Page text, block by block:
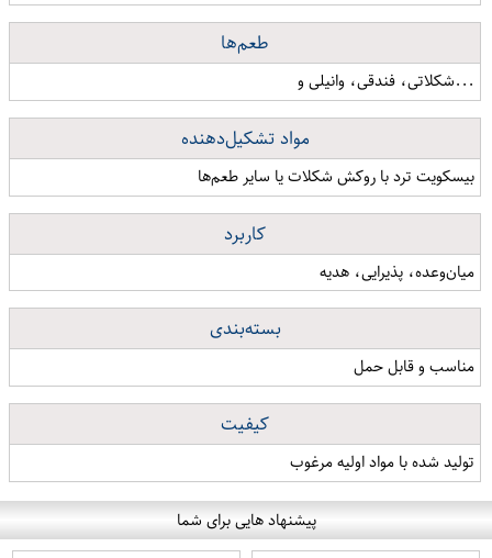
طعم‌ها
...شکلاتی، فندقی، وانیلی و
مواد تشکیل‌دهنده
بیسکویت ترد با روکش شکلات یا سایر طعم‌ها
کاربرد
میان‌وعده، پذیرایی، هدیه
بسته‌بندی
مناسب و قابل حمل
کیفیت
تولید شده با مواد اولیه مرغوب
پیشنهاد هایی برای شما